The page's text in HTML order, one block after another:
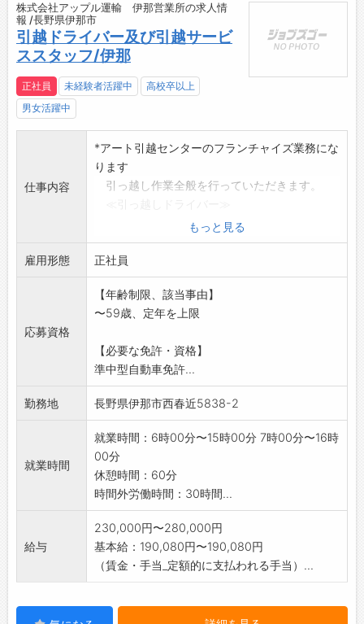
株式会社アップル運輸 伊那営業所の求人情
報 /長野県伊那市
引越ドライバー及び引越サービ
ススタッフ/伊那
正社員 未経験者活躍中
高校卒以上
男女活躍中
仕事内容
*アート引越センターのフランチャイズ業務にな
ります
引っ越し作業全般を行っていただきます。
・荷物の運送の他、荷物の積み下ろし等も
行います。
県外への運行もあります。※
≪引っ越しサービススタッフ≫
・運送以外、引っ越し全般に従事します。
*運送よりも、サービス業としてのカラーが強
*経験・性別を問わずにできる仕事です。
業務変更範囲:変更なし
もっと見る
雇用形態 正社員
応募資格
【年齢制限、該当事由】
〜59歳、定年を上限
【必要な免許・資格】
準中型自動車免許...
勤務地 長野県伊那市西春近5838-2
就業時間
就業時間：6時00分〜15時00分 7時00分〜16時
00分
休憩時間：60分
時間外労働時間：30時間...
給与
230,000円〜280,000円
基本給：190,080円〜190,080円
（賃金・手当_定額的に支払われる手当）...